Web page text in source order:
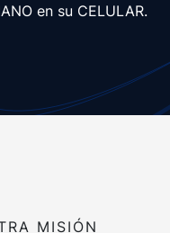
en su CELULAR.
MISIÓN